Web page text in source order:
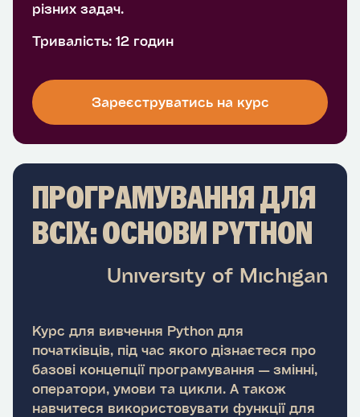
різних задач.
Тривалість: 12 годин
Зареєструватись на курс
ПРОГРАМУВАННЯ ДЛЯ
ВСІХ: ОСНОВИ PYTHON
University of Michigan
Курс для вивчення Python для
початківців, під час якого дізнаєтеся про
базові концепції програмування — змінні,
оператори, умови та цикли. А також
навчитеся використовувати функції для